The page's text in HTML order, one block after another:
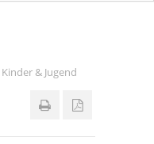
Kinder & Jugend